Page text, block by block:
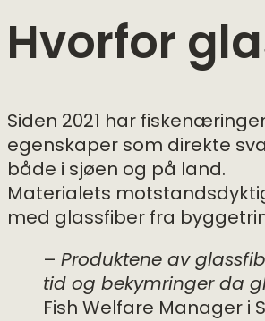
Hvorfor
Siden 2021 har
egenskaper som direkte
både i sjøen og på land.
Materialets
med glassfiber fra
– Produktene av
tid og bekymringer da
Fish Welfare Manager